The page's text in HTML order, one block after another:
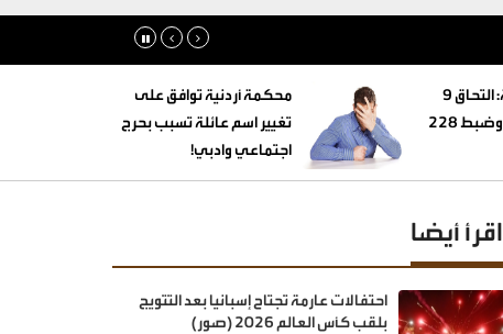
‏التنمية الاجتماعية: التحاق 9
أطفال بأسر بديلة وضبط 228
محكمة أردنية توافق على
تغيير اسم عائلة تسبب بحرج
اجتماعي وادبي!
اقرأ أيضا
احتفالات عارمة تجتاح إسبانيا بعد التتويج
بلقب كأس العالم 2026 (صور)